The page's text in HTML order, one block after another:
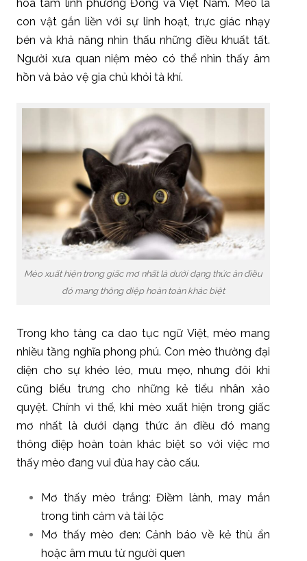
hóa tâm linh phương Đông và Việt Nam. Mèo là
con vật gắn liền với sự linh hoạt, trực giác nhạy
bén và khả năng nhìn thấu những điều khuất tất.
Người xưa quan niệm mèo có thể nhìn thấy âm
hồn và bảo vệ gia chủ khỏi tà khí.
Mèo xuất hiện trong giấc mơ nhất là dưới dạng thức ăn điều
đó mang thông điệp hoàn toàn khác biệt
Trong kho tàng ca dao tục ngữ Việt, mèo mang
nhiều tầng nghĩa phong phú. Con mèo thường đại
diện cho sự khéo léo, mưu mẹo, nhưng đôi khi
cũng biểu trưng cho những kẻ tiểu nhân xảo
quyệt. Chính vì thế, khi mèo xuất hiện trong giấc
mơ nhất là dưới dạng thức ăn điều đó mang
thông điệp hoàn toàn khác biệt so với việc mơ
thấy mèo đang vui đùa hay cào cấu.
Mơ thấy mèo trắng: Điềm lành, may mắn
trong tình cảm và tài lộc
Mơ thấy mèo đen: Cảnh báo về kẻ thù ẩn
hoặc âm mưu từ người quen